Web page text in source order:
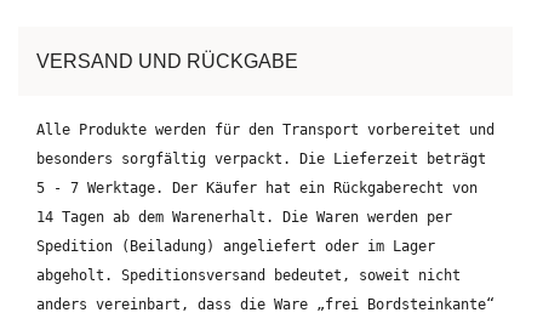
VERSAND UND RÜCKGABE
Alle Produkte werden für den Transport vorbereitet und
besonders sorgfältig verpackt. Die Lieferzeit beträgt
5 - 7 Werktage. Der Käufer hat ein Rückgaberecht von
14 Tagen ab dem Warenerhalt. Die Waren werden per
Spedition (Beiladung) angeliefert oder im Lager
abgeholt. Speditionsversand bedeutet, soweit nicht
anders vereinbart, dass die Ware „frei Bordsteinkante“